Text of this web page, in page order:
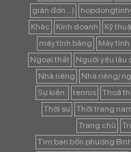
giản đơn...)
Khác
Kinh doanh Kỹ
máy tính bảng
Máy
Ngoại thất
Người yêu lâu
Nhà riêng
Nhà riêng/
Sự kiện:
tennis Thoả
Thời sự
Thời trang
Trang chủ
Tìm bạn bốn phương